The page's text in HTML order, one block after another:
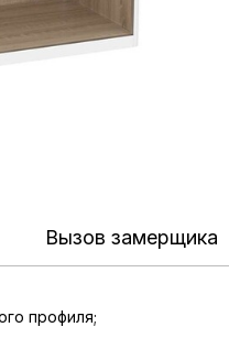
Вызов замерщика
профиля;